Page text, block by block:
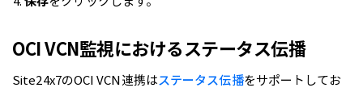
OCI VCN監視におけるステータス伝播
Site24x7のOCI VCN連携はステータス伝播をサポートしてお